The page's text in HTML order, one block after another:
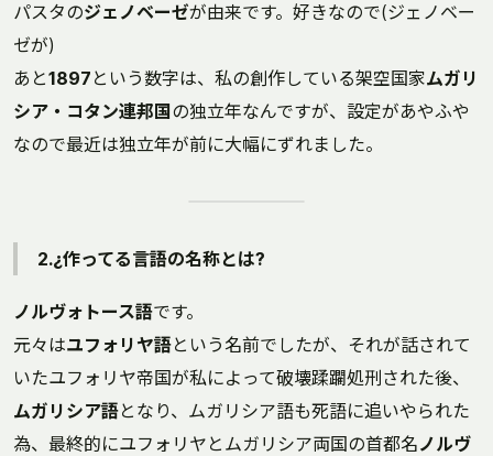
パスタのジェノベーゼが由来です。好きなので(ジェノベー
ゼが)
あと1897 という数字は、私の創作している架空国家ムガリ
シア・コタン連邦国 の独立年なんですが、設定があやふや
なので最近は独立年が前に大幅にずれました。
2.¿作ってる言語の名称とは?
ノルヴォトース語です。
元々はユフォリヤ語という名前でしたが、それが話されて
いたユフォリヤ帝国が私によって破壊蹂躙処刑された後、
ムガリシア語となり、ムガリシア語も死語に追いやられた
為、最終的にユフォリヤとムガリシア両国の首都名ノルヴ